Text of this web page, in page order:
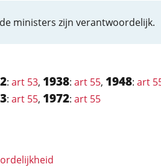
ministers zijn verantwoordelijk.
: art 53, 1938: art 55, 1948: art
: art 55, 1972: art 55